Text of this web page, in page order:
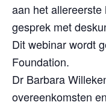
aan het allereerste
gesprek met
Dit webinar wordt
Foundation.
Dr Barbara
overeenkomsten